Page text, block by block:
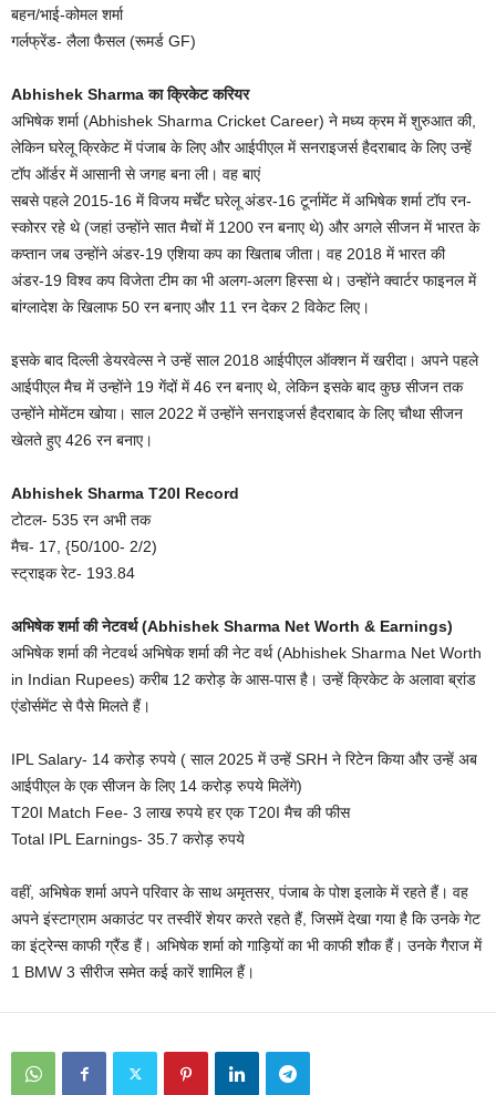
बहन/भाई-कोमल शर्मा
गर्लफ्रेंड- लैला फैसल (रूमर्ड GF)
Abhishek Sharma का क्रिकेट करियर
अभिषेक शर्मा (Abhishek Sharma Cricket Career) ने मध्य क्रम में शुरुआत की,
लेकिन घरेलू क्रिकेट में पंजाब के लिए और आईपीएल में सनराइजर्स हैदराबाद के लिए उन्हें
टॉप ऑर्डर में आसानी से जगह बना ली। वह बाएं
सबसे पहले 2015-16 में विजय मर्चेंट घरेलू अंडर-16 टूर्नामेंट में अभिषेक शर्मा टॉप रन-
स्कोरर रहे थे (जहां उन्होंने सात मैचों में 1200 रन बनाए थे) और अगले सीजन में भारत के
कप्तान जब उन्होंने अंडर-19 एशिया कप का खिताब जीता। वह 2018 में भारत की
अंडर-19 विश्व कप विजेता टीम का भी अलग-अलग हिस्सा थे। उन्होंने क्वार्टर फाइनल में
बांग्लादेश के खिलाफ 50 रन बनाए और 11 रन देकर 2 विकेट लिए।
इसके बाद दिल्ली डेयरवेल्स ने उन्हें साल 2018 आईपीएल ऑक्शन में खरीदा। अपने पहले
आईपीएल मैच में उन्होंने 19 गेंदों में 46 रन बनाए थे, लेकिन इसके बाद कुछ सीजन तक
उन्होंने मोमेंटम खोया। साल 2022 में उन्होंने सनराइजर्स हैदराबाद के लिए चौथा सीजन
खेलते हुए 426 रन बनाए।
Abhishek Sharma T20I Record
टोटल- 535 रन अभी तक
मैच- 17, {50/100- 2/2)
स्ट्राइक रेट- 193.84
अभिषेक शर्मा की नेटवर्थ (Abhishek Sharma Net Worth & Earnings)
अभिषेक शर्मा की नेटवर्थ अभिषेक शर्मा की नेट वर्थ (Abhishek Sharma Net Worth
in Indian Rupees) करीब 12 करोड़ के आस-पास है। उन्हें क्रिकेट के अलावा ब्रांड
एंडोर्समेंट से पैसे मिलते हैं।
IPL Salary- 14 करोड़ रुपये ( साल 2025 में उन्हें SRH ने रिटेन किया और उन्हें अब
आईपीएल के एक सीजन के लिए 14 करोड़ रुपये मिलेंगे)
T20I Match Fee- 3 लाख रुपये हर एक T20I मैच की फीस
Total IPL Earnings- 35.7 करोड़ रुपये
वहीं, अभिषेक शर्मा अपने परिवार के साथ अमृतसर, पंजाब के पोश इलाके में रहते हैं। वह
अपने इंस्टाग्राम अकाउंट पर तस्वीरें शेयर करते रहते हैं, जिसमें देखा गया है कि उनके गेट
का इंट्रेन्स काफी ग्रैंड हैं। अभिषेक शर्मा को गाड़ियों का भी काफी शौक हैं। उनके गैराज में
1 BMW 3 सीरीज समेत कई कारें शामिल हैं।